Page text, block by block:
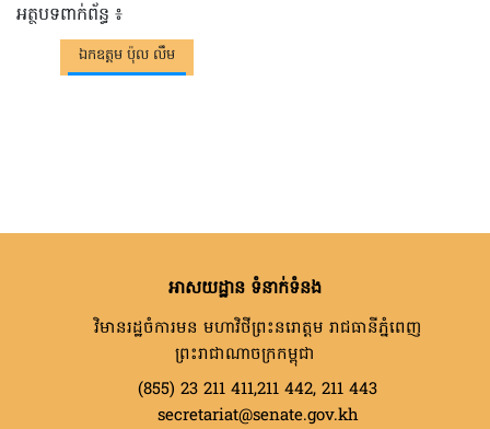
អត្ថបទពាក់ព័ន្ធ ៖
ឯកឧត្តម​ ប៉ុល លឹម
អាសយដ្ឋាន ទំនាក់ទំនង
វិមានរដ្ឋចំការមន មហាវិថីព្រះនរោត្តម រាជធានីភ្នំពេញ
ព្រះរាជាណាចក្រកម្ពុជា
(855) 23 211 411,211 442, 211 443
secretariat@senate.gov.kh